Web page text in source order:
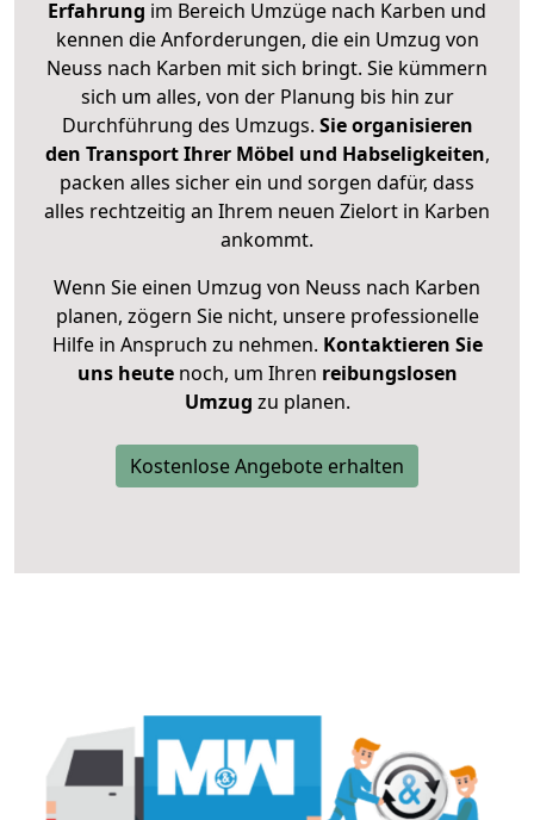
Erfahrung im Bereich Umzüge nach Karben und
kennen die Anforderungen, die ein Umzug von
Neuss nach Karben mit sich bringt. Sie kümmern
sich um alles, von der Planung bis hin zur
Durchführung des Umzugs. Sie organisieren
den Transport Ihrer Möbel und Habseligkeiten,
packen alles sicher ein und sorgen dafür, dass
alles rechtzeitig an Ihrem neuen Zielort in Karben
ankommt.
Wenn Sie einen Umzug von Neuss nach Karben
planen, zögern Sie nicht, unsere professionelle
Hilfe in Anspruch zu nehmen. Kontaktieren Sie
uns heutenoch, um Ihren reibungslosen
Umzug zu planen.
Kostenlose Angebote erhalten